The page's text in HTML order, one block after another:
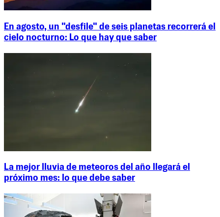
En agosto, un "desfile" de seis planetas recorrerá el
cielo nocturno: Lo que hay que saber
La mejor lluvia de meteoros del año llegará el
próximo mes: lo que debe saber